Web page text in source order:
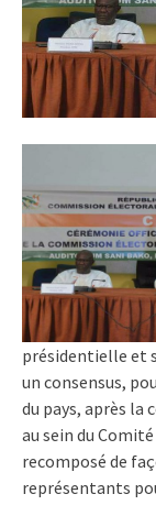
présidentielle et
un consensus,
du pays, après la
au sein du
recomposé de
représentants